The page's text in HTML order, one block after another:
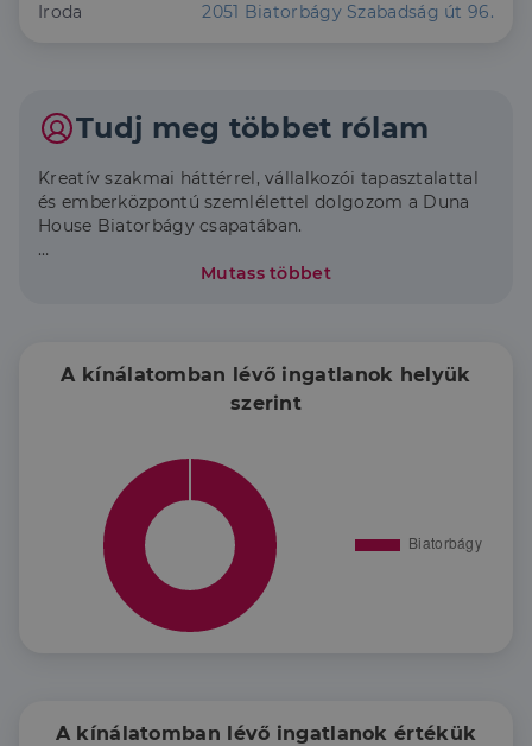
Iroda
2051 Biatorbágy Szabadság út 96.
Tudj meg többet rólam
Kreatív szakmai háttérrel, vállalkozói tapasztalattal
és emberközpontú szemlélettel dolgozom a Duna
House Biatorbágy csapatában.
Célom, hogy ügyfeleim biztonságban, jól
mögöttem áll modern eszközökkel, szakmai
képzésekkel és megbízható adatbázisokkal, én pedig
helyi jelenléttel és személyes figyelemmel
Különösen fontos számomra a bizalom, átláthatóság
és valódi segítségnyújtás – legyen szó eladásról,
vásárlásról vagy csak egy iránytűről a piacon.
Mutass többet
A kínálatomban lévő ingatlanok helyük
szerint
A kínálatomban lévő ingatlanok értékük